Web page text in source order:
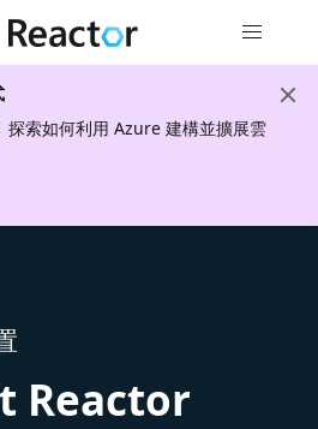
探索如何利用 Azure 建構並擴展雲
Reactor